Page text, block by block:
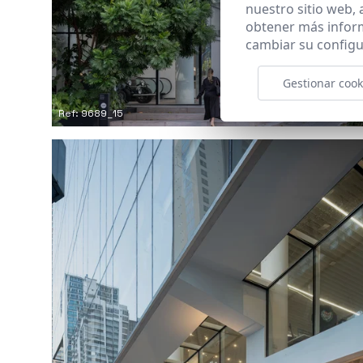
Ref: 9689_15
nuestro sitio web,
obtener más
cambiar su
Gestionar